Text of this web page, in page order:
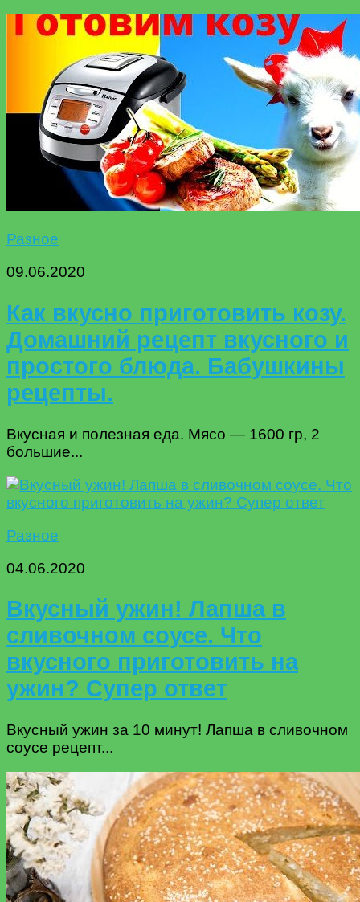
Разное
09.06.2020
Как вкусно приготовить козу.
Домашний рецепт вкусного и
простого блюда. Бабушкины
рецепты.
Вкусная и полезная еда. Мясо — 1600 гр, 2
большие...
Разное
04.06.2020
Вкусный ужин! Лапша в
сливочном соусе. Что
вкусного приготовить на
ужин? Супер ответ
Вкусный ужин за 10 минут! Лапша в сливочном
соусе рецепт...